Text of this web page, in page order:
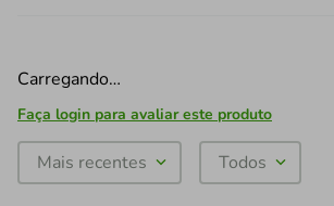
Carregando…
Faça login para avaliar este produto
Mais recentes Todos